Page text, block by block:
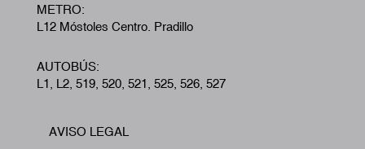
METRO:
L12 Móstoles Centro. Pradillo
AUTOBÚS:
L1, L2, 519, 520, 521, 525, 526, 527
Footer
AVISO LEGAL